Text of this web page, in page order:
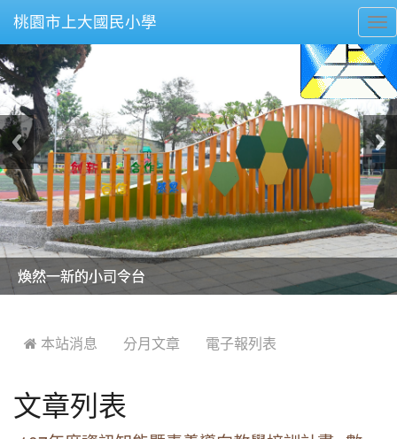
桃園市上大國民小學
美麗的操場是我們活力的來源
美麗的操場是我們活力的來源
煥然一新的小司令台
煥然一新的小司令台
富含桃園埤塘田園風光意象的中廊
富含桃園埤塘田園風光意象的中廊
嶄新的中庭廣場
嶄新的中庭廣場
水生池生生不息
水生池生生不息
 本站消息 分月文章 電子報列表
文章列表